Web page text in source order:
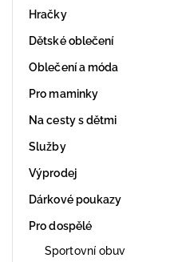
Hračky
Dětské oblečení
Oblečení a móda
Pro maminky
Na cesty s dětmi
Služby
Výprodej
Dárkové poukazy
Pro dospělé
Sportovní obuv